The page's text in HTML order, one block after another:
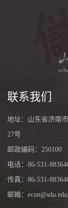
联系我们
地址：山东省济南
27号
邮政编码：250100
电话：86-531-
传真：86-531-
邮箱：